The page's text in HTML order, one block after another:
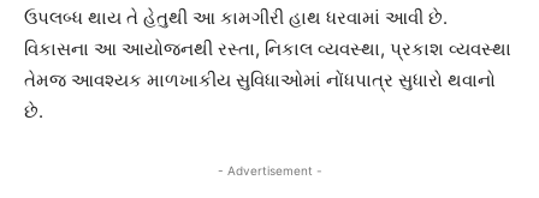
ઉપલબ્ધ થાય તે હેતુથી આ કામગીરી હાથ ધરવામાં આવી છે.
વિકાસના આ આયોજનથી રસ્તા, નિકાલ વ્યવસ્થા, પ્રકાશ વ્યવસ્થા
તેમજ આવશ્યક માળખાકીય સુવિધાઓમાં નોંધપાત્ર સુધારો થવાનો
છે.
- Advertisement -